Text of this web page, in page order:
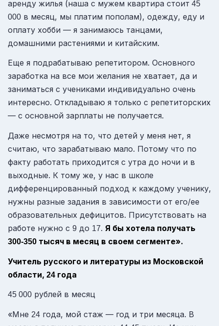
аренду жилья (наша с мужем квартира стоит 45
000 в месяц, мы платим пополам), одежду, еду и
оплату хобби — я занимаюсь танцами,
домашними растениями и китайским.
Еще я подрабатываю репетитором. Основного
заработка на все мои желания не хватает, да и
заниматься с учениками индивидуально очень
интересно. Откладываю я только с репетиторских
— с основной зарплаты не получается.
Даже несмотря на то, что детей у меня нет, я
считаю, что зарабатываю мало. Потому что по
факту работать приходится с утра до ночи и в
выходные. К тому же, у нас в школе
дифференцированный подход к каждому ученику,
нужны разные задания в зависимости от его/ее
образовательных дефицитов. Присутствовать на
работе нужно с 9 до 17. Я бы хотела получать
300-350 тысяч в месяц в своем сегменте».
Учитель русского и литературы из Московской
области, 24 года
45 000 рублей в месяц
«Мне 24 года, мой стаж — год и три месяца. В